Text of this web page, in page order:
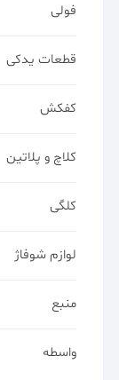
فولی
قطعات یدکی
کفکش
کلاچ و پلاتین
کلگی
لوازم شوفاژ
منبع
واسطه